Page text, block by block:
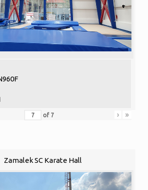
of 7 › »
Zamalek SC Karate Hall